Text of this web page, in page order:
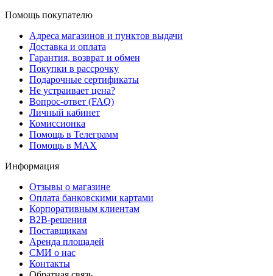
Помощь покупателю
Адреса магазинов и пунктов выдачи
Доставка и оплата
Гарантия, возврат и обмен
Покупки в рассрочку
Подарочные сертификаты
Не устраивает цена?
Вопрос-ответ (FAQ)
Личный кабинет
Комиссионка
Помощь в Телеграмм
Помощь в MAX
Информация
Отзывы о магазине
Оплата банковскими картами
Корпоративным клиентам
B2B-решения
Поставщикам
Аренда площадей
СМИ о нас
Контакты